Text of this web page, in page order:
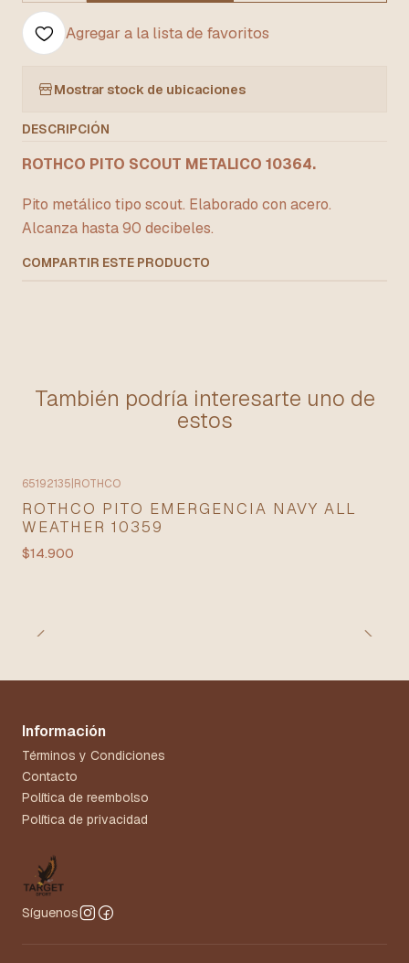
Agregar a la lista de favoritos
Mostrar stock de ubicaciones
DESCRIPCIÓN
ROTHCO PITO SCOUT METALICO 10364.
Pito metálico tipo scout. Elaborado con acero.
Alcanza hasta 90 decibeles.
COMPARTIR ESTE PRODUCTO
También podría interesarte uno de
estos
65192135 ROTHCO
ROTHCO PITO EMERGENCIA NAVY ALL
WEATHER 10359
$14.900
Información
Términos y Condiciones
Contacto
Política de reembolso
Política de privacidad
Síguenos